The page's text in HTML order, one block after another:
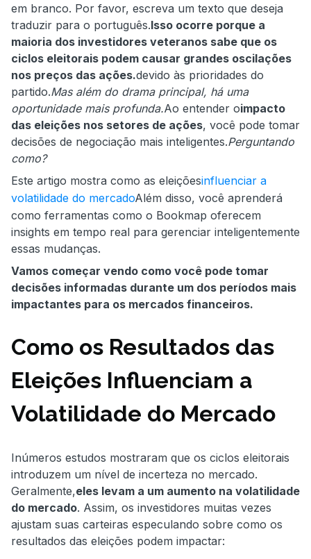
em branco. Por favor, escreva um texto que deseja
traduzir para o português.Isso ocorre porque a
maioria dos investidores veteranos sabe que os
ciclos eleitorais podem causar grandes oscilações
nos preços das ações.devido às prioridades do
partido.Mas além do drama principal, há uma
oportunidade mais profunda.Ao entender oimpacto
das eleições nos setores de ações, você pode tomar
decisões de negociação mais inteligentes.Perguntando
como?
Este artigo mostra como as eleiçõesinfluenciar a
volatilidade do mercadoAlém disso, você aprenderá
como ferramentas como o Bookmap oferecem
insights em tempo real para gerenciar inteligentemente
essas mudanças.
Vamos começar vendo como você pode tomar
decisões informadas durante um dos períodos mais
impactantes para os mercados financeiros.
Como os Resultados das
Eleições Influenciam a
Volatilidade do Mercado
Inúmeros estudos mostraram que os ciclos eleitorais
introduzem um nível de incerteza no mercado.
Geralmente,eles levam a um aumento na volatilidade
do mercado. Assim, os investidores muitas vezes
ajustam suas carteiras especulando sobre como os
resultados das eleições podem impactar: